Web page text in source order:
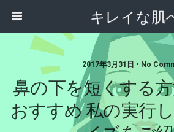
キレイな肌
2017年3月31日 • No
鼻の下を短くする
おすすめ 私の実行